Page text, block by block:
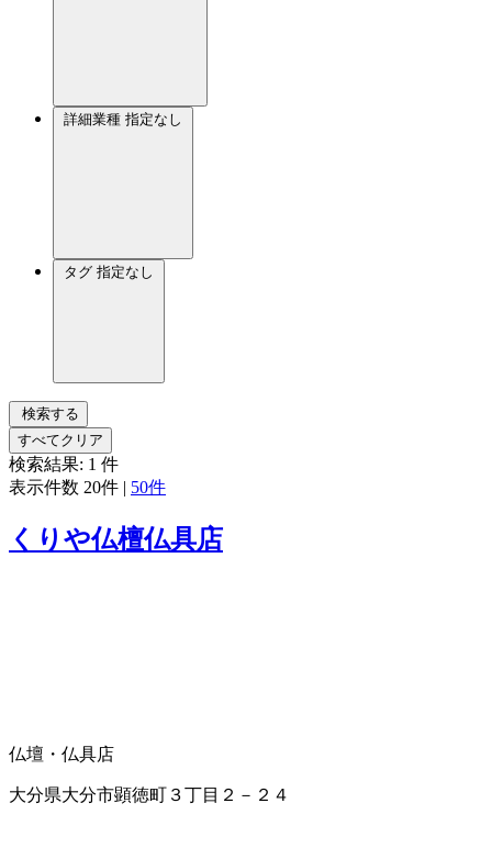
詳細業種 指定なし
タグ 指定なし
検索する
すべてクリア
検索結果: 1 件
表示件数 20件 | 50件
くりや仏檀仏具店
仏壇・仏具店
大分県大分市顕徳町３丁目２－２４